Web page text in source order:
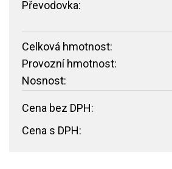
Převodovka:
Celková hmotnost:
Provozní hmotnost:
Nosnost:
Cena bez DPH:
Cena s DPH: